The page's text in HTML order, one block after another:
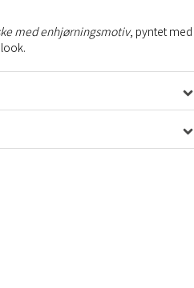
med enhjørningsmotiv, pyntet med